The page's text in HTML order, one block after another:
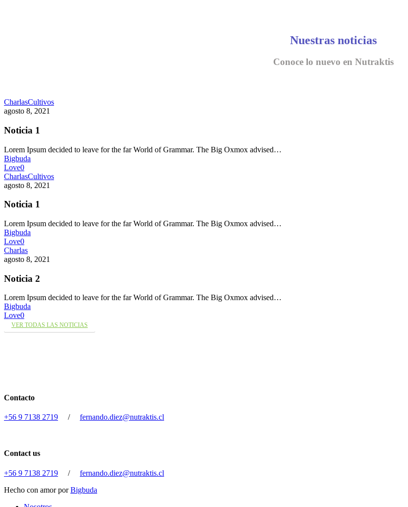
Nuestras noticias
Conoce lo nuevo en Nutraktis
CharlasCultivos
agosto 8, 2021
Noticia 1
Lorem Ipsum decided to leave for the far World of Grammar. The Big Oxmox advised…
Bigbuda
Love0
CharlasCultivos
agosto 8, 2021
Noticia 1
Lorem Ipsum decided to leave for the far World of Grammar. The Big Oxmox advised…
Bigbuda
Love0
Charlas
agosto 8, 2021
Noticia 2
Lorem Ipsum decided to leave for the far World of Grammar. The Big Oxmox advised…
Bigbuda
Love0
VER TODAS LAS NOTICIAS
Contacto
+56 9 7138 2719 / fernando.diez@nutraktis.cl
Contact us
+56 9 7138 2719 / fernando.diez@nutraktis.cl
Hecho con amor porBigbuda